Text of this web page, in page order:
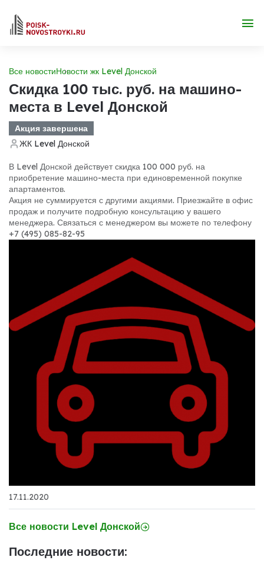
Все новостиНовости жк Level Донской
Скидка 100 тыс. руб. на машино-
места в Level Донской
Акция завершена
ЖК Level Донской
В Level Донской действует скидка 100 000 руб. на
приобретение машино-места при единовременной покупке
апартаментов.
Акция не суммируется с другими акциями. Приезжайте в офис
продаж и получите подробную консультацию у вашего
менеджера. Связаться с менеджером вы можете по телефону
+7 (495) 085-82-95
17.11.2020
Все новости Level Донской
Последние новости: